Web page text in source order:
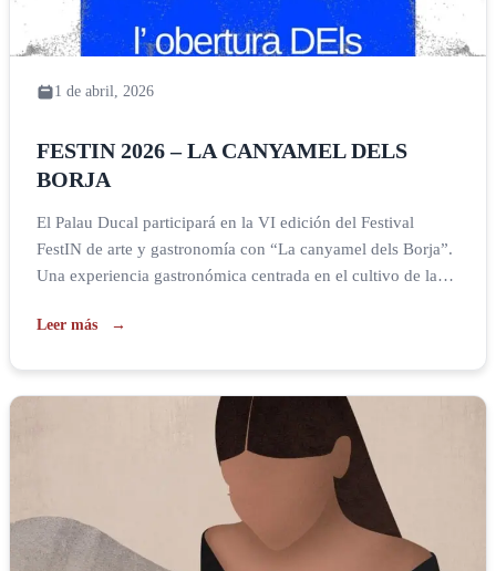
1 de abril, 2026
FESTIN 2026 – LA CANYAMEL DELS
BORJA
El Palau Ducal participará en la VI edición del Festival
FestIN de arte y gastronomía con “La canyamel dels Borja”.
Una experiencia gastronómica centrada en el cultivo de la
visitantes podrán realizar una visita guiada al Palau centrada
Leer más